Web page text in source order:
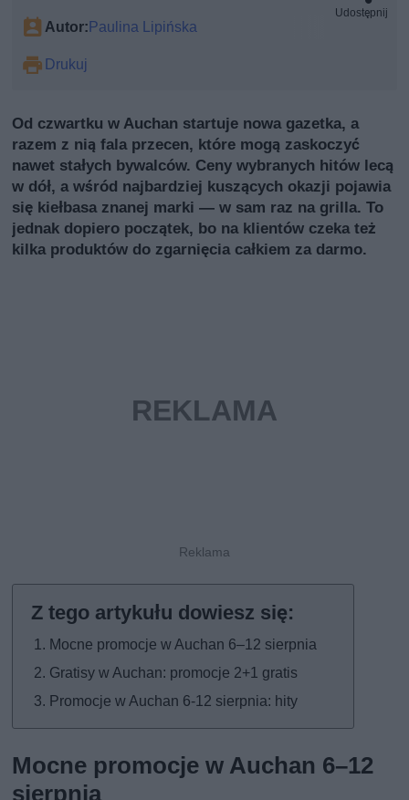
Autor:Paulina Lipińska
Drukuj
Udostępnij
Od czwartku w Auchan startuje nowa gazetka, a
razem z nią fala przecen, które mogą zaskoczyć
nawet stałych bywalców. Ceny wybranych hitów lecą
w dół, a wśród najbardziej kuszących okazji pojawia
się kiełbasa znanej marki — w sam raz na grilla. To
jednak dopiero początek, bo na klientów czeka też
kilka produktów do zgarnięcia całkiem za darmo.
Mocne promocje w Auchan 6–12 sierpnia
Gratisy w Auchan: promocje 2+1 gratis
Promocje w Auchan 6-12 sierpnia: hity
Mocne promocje w Auchan 6–12
sierpnia